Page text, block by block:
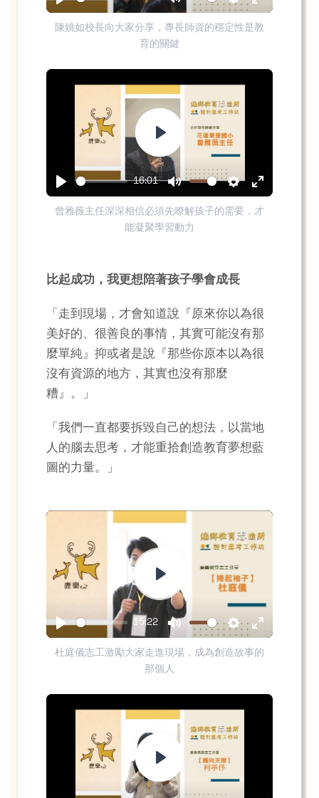
Play Mute Settings
Enter
fullscreen
陳姚如校長向大家分享，專長師資的穩定性是教
育的關鍵
Play
16:01
Mute Settings
Enter
fullscreen
Play
曾雅薇主任深深相信必須先瞭解孩子的需要，才
能凝聚學習動力
比起成功，我更想陪著孩子學會成長
「走到現場，才會知道說『原來你以為很
美好的、很善良的事情，其實可能沒有那
麼單純』抑或者是說『那些你原本以為很
沒有資源的地方，其實也沒有那麼
糟』。」
「我們一直都要拆毀自己的想法，以當地
人的腦去思考，才能重拾創造教育夢想藍
圖的力量。」
Play
15:22
Mute Settings
Enter
fullscreen
Play
杜庭儀志工激勵大家走進現場，成為創造故事的
那個人
Play